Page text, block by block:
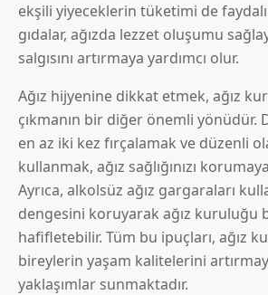
ekşili yiyeceklerin tüketimi de
gıdalar, ağızda lezzet oluşumu
salgısını artırmaya yardımcı olur.
Ağız hijyenine dikkat etmek, ağız
çıkmanın bir diğer önemli yönüdür.
en az iki kez fırçalamak ve düzenli
kullanmak, ağız sağlığınızı
Ayrıca, alkolsüz ağız gargaraları
dengesini koruyarak ağız kuruluğu
hafifletebilir. Tüm bu ipuçları, ağız
bireylerin yaşam kalitelerini
yaklaşımlar sunmaktadır.